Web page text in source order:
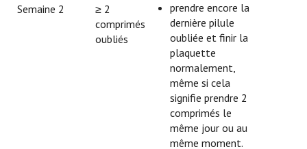
Semaine 2
≥ 2
comprimés
oubliés
prendre encore la
dernière pilule
oubliée et finir la
plaquette
normalement,
même si cela
signifie prendre 2
comprimés le
même jour ou au
même moment.